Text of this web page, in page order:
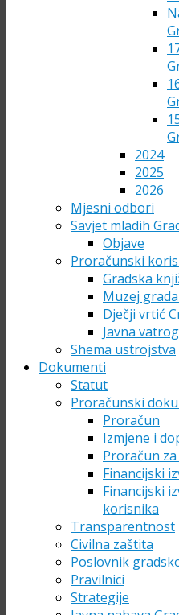
2024
2025
2026
Mjesni odbori
Savjet mladih
Objave
Proračunski
Gradska
Muzej
Dječji vrtić
Javna
Shema ustrojstva
Dokumenti
Statut
Proračunski
Proračun
Izmjene i
Proračun
Financijski
Financijski
korisnika
Transparentnost
Civilna zaštita
Poslovnik
Pravilnici
Strategije